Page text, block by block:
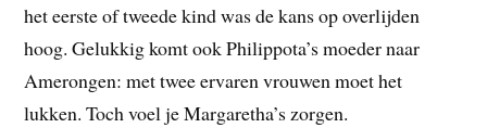
het eerste of tweede kind was de kans op overlijden
hoog. Gelukkig komt ook Philippota’s moeder naar
Amerongen: met twee ervaren vrouwen moet het
lukken. Toch voel je Margaretha’s zorgen.